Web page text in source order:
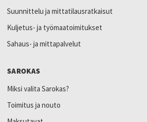
Suunnittelu ja mittatilausratkaisut
Kuljetus- ja työmaatoimitukset
Sahaus- ja mittapalvelut
SAROKAS
Miksi valita Sarokas?
Toimitus ja nouto